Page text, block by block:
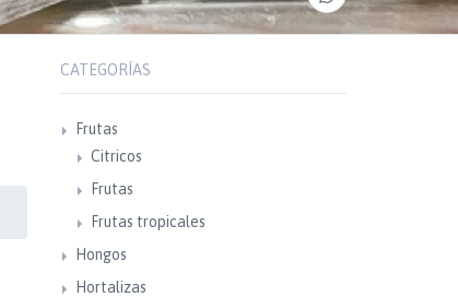
CATEGORÍAS
Frutas
Citricos
Frutas
Frutas tropicales
Hongos
Hortalizas